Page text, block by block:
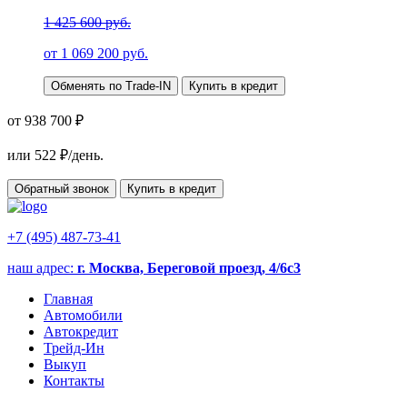
1 425 600 руб.
от 1 069 200 руб.
Обменять по Trade-IN Купить в кредит
от 938 700 ₽
или 522 ₽/день.
Обратный звонок Купить в кредит
+7 (495) 487-73-41
наш адрес: г. Москва, Береговой проезд, 4/6с3
Главная
Автомобили
Автокредит
Трейд-Ин
Выкуп
Контакты